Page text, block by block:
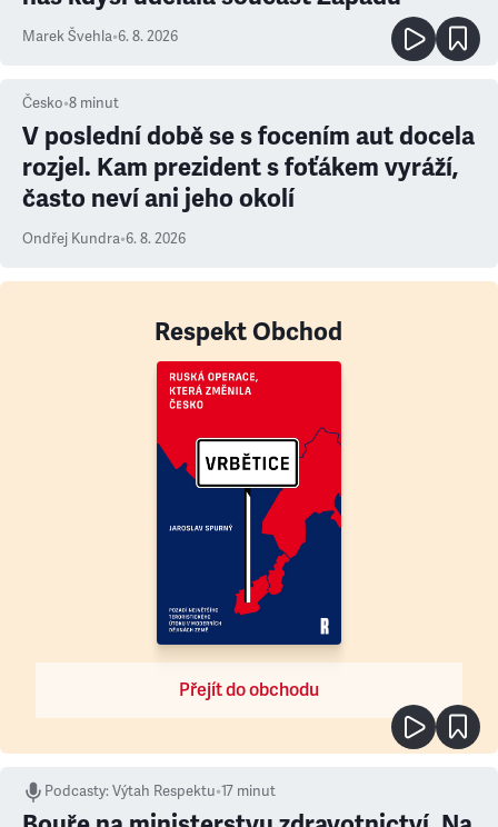
Marek Švehla•6. 8. 2026
Česko•8 minut
V poslední době se s focením aut docela
rozjel. Kam prezident s foťákem vyráží,
často neví ani jeho okolí
Ondřej Kundra•6. 8. 2026
Respekt Obchod
Přejít do obchodu
Podcasty:Výtah Respektu•17 minut